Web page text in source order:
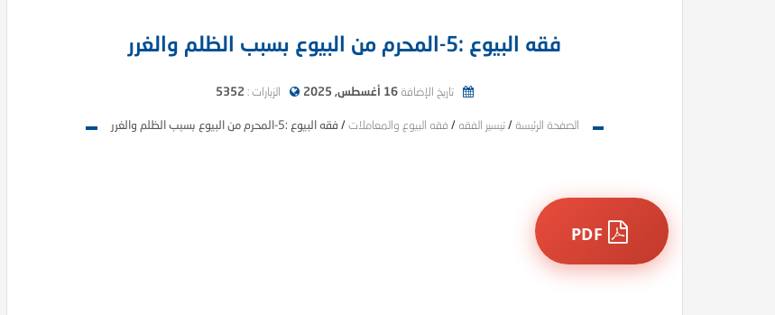
فقه البيوع :5-المحرم من البيوع بسبب الظلم والغرر
تاريخ الإضافة 16 أغسطس, 2025 الزيارات : 5352
الصفحة الرئيسة / تيسير الفقه / فقه البيوع والمعاملات / فقه البيوع :5-المحرم من البيوع بسبب الظلم والغرر